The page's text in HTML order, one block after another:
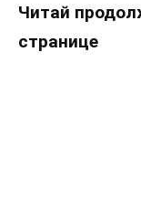
Читай
странице